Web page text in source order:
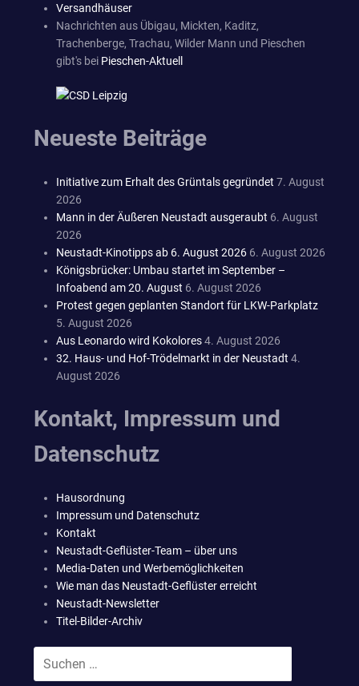
Versandhäuser
Nachrichten aus Übigau, Mickten, Kaditz,
Trachenberge, Trachau, Wilder Mann und Pieschen
gibt's bei Pieschen-Aktuell
Neueste Beiträge
Initiative zum Erhalt des Grüntals gegründet 7. August
2026
Mann in der Äußeren Neustadt ausgeraubt 6. August
2026
Neustadt-Kinotipps ab 6. August 2026 6. August 2026
Königsbrücker: Umbau startet im September –
Infoabend am 20. August 6. August 2026
Protest gegen geplanten Standort für LKW-Parkplatz
5. August 2026
Aus Leonardo wird Kokolores4. August 2026
32. Haus- und Hof-Trödelmarkt in der Neustadt 4.
August 2026
Kontakt, Impressum und
Datenschutz
Hausordnung
Impressum und Datenschutz
Kontakt
Neustadt-Geflüster-Team – über uns
Media-Daten und Werbemöglichkeiten
Wie man das Neustadt-Geflüster erreicht
Neustadt-Newsletter
Titel-Bilder-Archiv